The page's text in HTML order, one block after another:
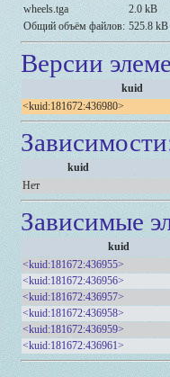
wheels.tga
2.0 kB
Общий объём файлов: 525.8 kB
Версии
kuid
<kuid:181672:436980>
kuid
Нет
Зависимые
kuid
<kuid:181672:436955>
<kuid:181672:436956>
<kuid:181672:436957>
<kuid:181672:436958>
<kuid:181672:436959>
<kuid:181672:436961>